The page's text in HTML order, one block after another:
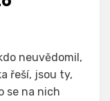
neuvědomil,
řeší, jsou ty,
se na nich